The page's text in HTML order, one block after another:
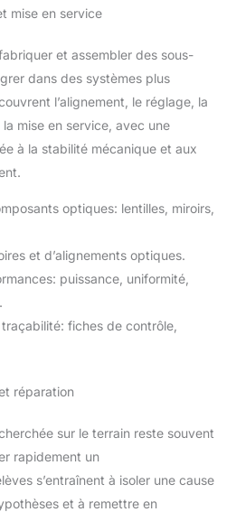
mise en service
et assembler des sous-
dans des systèmes plus
l’alignement, le réglage, la
mise en service, avec une
à la stabilité mécanique et aux
optiques: lentilles, miroirs,
et d’alignements optiques.
puissance, uniformité,
fiches de contrôle,
réparation
sur le terrain reste souvent
rapidement un
s’entraînent à isoler une cause
et à remettre en